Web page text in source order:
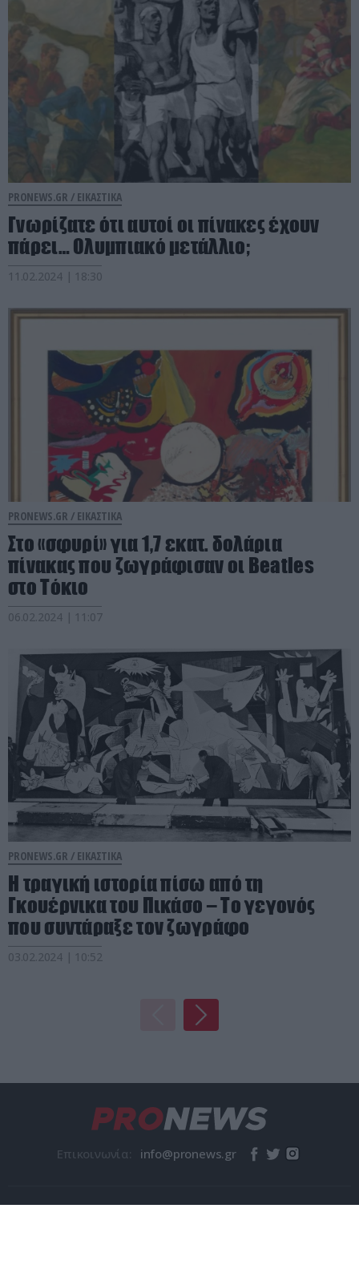
PRONEWS.GR / ΕΙΚΑΣΤΙΚΑ
Γνωρίζατε ότι αυτοί οι πίνακες έχουν
πάρει… Ολυμπιακό μετάλλιο;
11.02.2024 | 18:30
PRONEWS.GR / ΕΙΚΑΣΤΙΚΑ
Στο «σφυρί» για 1,7 εκατ. δολάρια
πίνακας που ζωγράφισαν οι Beatles
στο Τόκιο
06.02.2024 | 11:07
PRONEWS.GR / ΕΙΚΑΣΤΙΚΑ
Η τραγική ιστορία πίσω από τη
Γκουέρνικα του Πικάσο – To γεγονός
που συντάραξε τον ζωγράφο
03.02.2024 | 10:52
Επικοινωνία: